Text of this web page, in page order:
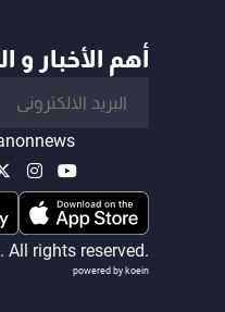
أهم الأخبار و
rights reserved.
powered by koein